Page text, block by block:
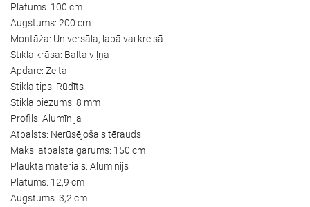
Platums: 100 cm
Augstums: 200 cm
Montāža: Universāla, labā vai kreisā
Stikla krāsa: Balta viļņa
Apdare: Zelta
Stikla tips: Rūdīts
Stikla biezums: 8 mm
Profils: Alumīnija
Atbalsts: Nerūsējošais tērauds
Maks. atbalsta garums: 150 cm
Plaukta materiāls: Alumīnijs
Platums: 12,9 cm
Augstums: 3,2 cm